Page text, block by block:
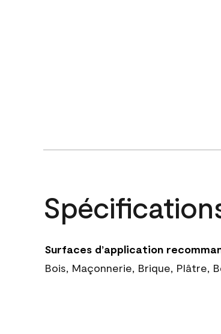
Surfaces d’application
Bois, Maçonnerie, Brique, Plâtre,